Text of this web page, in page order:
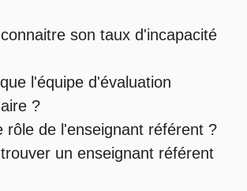
son taux d'incapacité
l'équipe d'évaluation
?
rôle de l'enseignant référent ?
un enseignant référent